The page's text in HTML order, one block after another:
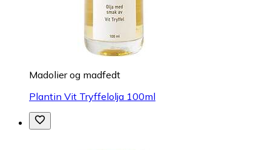
Madolier og madfedt
Plantin Vit Tryffelolja 100ml